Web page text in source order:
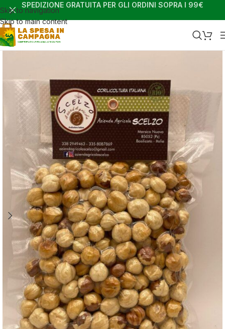
Skip to navigation
Skip to main content
SPEDIZIONE GRATUITA PER GLI ORDINI SOPRA I 99€